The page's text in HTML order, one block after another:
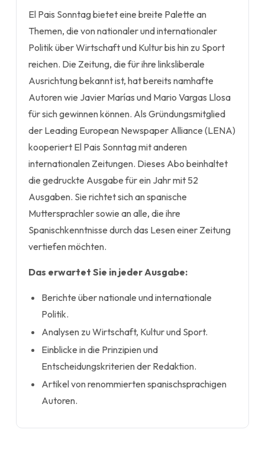
El Pais Sonntag bietet eine breite Palette an
Themen, die von nationaler und internationaler
Politik über Wirtschaft und Kultur bis hin zu Sport
reichen. Die Zeitung, die für ihre linksliberale
Ausrichtung bekannt ist, hat bereits namhafte
Autoren wie Javier Marías und Mario Vargas Llosa
für sich gewinnen können. Als Gründungsmitglied
der Leading European Newspaper Alliance (LENA)
kooperiert El Pais Sonntag mit anderen
internationalen Zeitungen. Dieses Abo beinhaltet
die gedruckte Ausgabe für ein Jahr mit 52
Ausgaben. Sie richtet sich an spanische
Muttersprachler sowie an alle, die ihre
Spanischkenntnisse durch das Lesen einer Zeitung
vertiefen möchten.
Das erwartet Sie in jeder Ausgabe:
Berichte über nationale und internationale
Politik.
Analysen zu Wirtschaft, Kultur und Sport.
Einblicke in die Prinzipien und
Entscheidungskriterien der Redaktion.
Artikel von renommierten spanischsprachigen
Autoren.